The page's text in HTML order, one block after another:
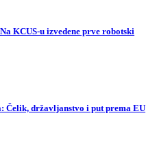
KCUS-u izvedene prve robotski
Čelik, državljanstvo i put prema EU